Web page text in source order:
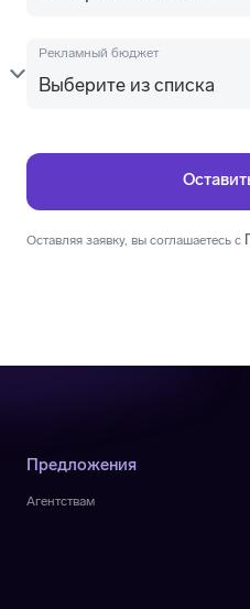
Рекламный бюджет
Оставляя заявку, вы соглашаетесь с
Предложения
Агентствам